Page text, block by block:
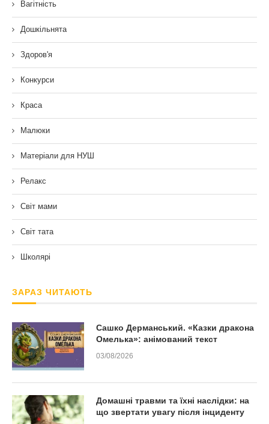
Вагітність
Дошкільнята
Здоров'я
Конкурси
Краса
Малюки
Матеріали для НУШ
Релакс
Світ мами
Світ тата
Школярі
ЗАРАЗ ЧИТАЮТЬ
Сашко Дерманський. «Казки дракона
Омелька»: анімований текст
03/08/2026
Домашні травми та їхні наслідки: на
що звертати увагу після інциденту